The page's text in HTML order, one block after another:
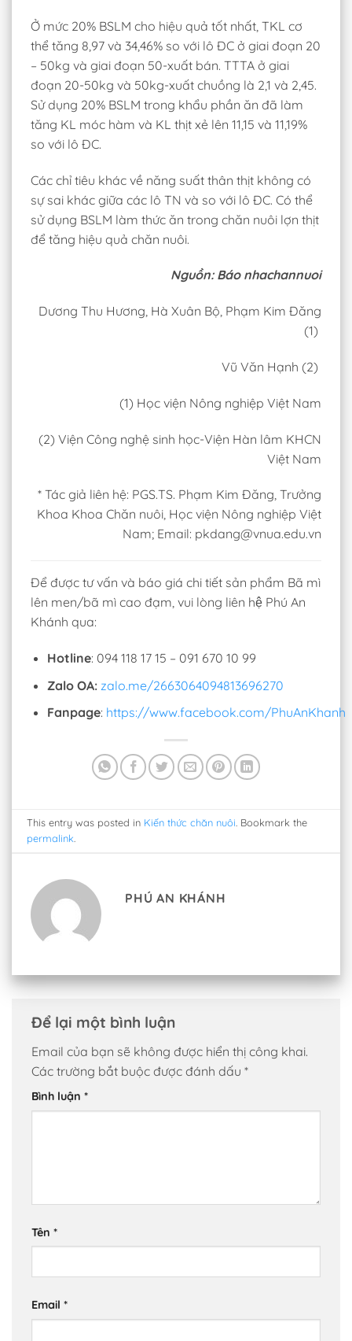
Ở mức 20% BSLM cho hiệu quả tốt nhất, TKL cơ
thể tăng 8,97 và 34,46% so với lô ĐC ở giai đoạn 20
– 50kg và giai đoạn 50-xuất bán. TTTA ở giai
đoạn 20-50kg và 50kg-xuất chuồng là 2,1 và 2,45.
Sử dụng 20% BSLM trong khẩu phần ăn đã làm
tăng KL móc hàm và KL thịt xẻ lên 11,15 và 11,19%
so với lô ĐC.
Các chỉ tiêu khác về năng suất thân thịt không có
sự sai khác giữa các lô TN và so với lô ĐC. Có thể
sử dụng BSLM làm thức ăn trong chăn nuôi lợn thịt
để tăng hiệu quả chăn nuôi.
Nguồn: Báo nhachannuoi
Dương Thu Hương, Hà Xuân Bộ, Phạm Kim Đăng
(1)
Vũ Văn Hạnh (2)
(1) Học viện Nông nghiệp Việt Nam
(2) Viện Công nghệ sinh học-Viện Hàn lâm KHCN
Việt Nam
* Tác giả liên hệ: PGS.TS. Phạm Kim Đăng, Trưởng
Khoa Khoa Chăn nuôi, Học viện Nông nghiệp Việt
Nam; Email: pkdang@vnua.edu.vn
Để được tư vấn và báo giá chi tiết sản phẩm Bã mì
lên men/bã mì cao đạm, vui lòng liên hệ Phú An
Khánh qua:
Hotline: 094 118 17 15 – 091 670 10 99
Zalo OA: zalo.me/2663064094813696270
Fanpage: https://www.facebook.com/PhuAnKhanh
This entry was posted in Kiến thức chăn nuôi. Bookmark the
permalink.
PHÚ AN KHÁNH
Để lại một bình luận
Email của bạn sẽ không được hiển thị công khai.
Các trường bắt buộc được đánh dấu *
Bình luận *
Tên *
Email *